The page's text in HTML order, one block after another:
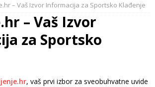
– Vaš Izvor Informacija za Sportsko Klađenje
– Vaš Izvor
za Sportsko
, vaš prvi izbor za sveobuhvatne uvide